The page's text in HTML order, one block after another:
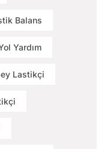
Balans
Yardım
Lastikçi